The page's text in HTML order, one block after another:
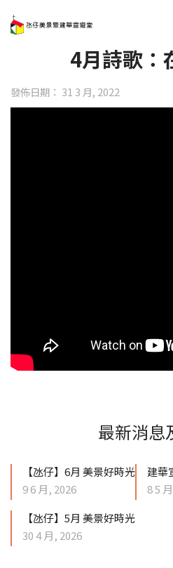
4月詩歌：
發佈日期： 31 3 月, 2022
最新消息
【氹仔】6月 美景好時光
9 6 月, 2026
建華
8 5
【氹仔】5月 美景好時光
30 4 月, 2026